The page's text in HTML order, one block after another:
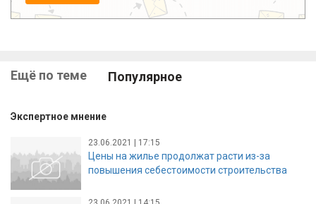
Ещё по теме Популярное
Экспертное мнение
23.06.2021 | 17:15
Цены на жилье продолжат расти из-за
повышения себестоимости строительства